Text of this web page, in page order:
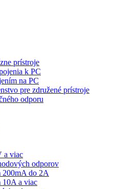
prístroje
k PC
na PC
pre združené prístroje
odporu
a viac
odporov
200mA do 2A
10A a viac